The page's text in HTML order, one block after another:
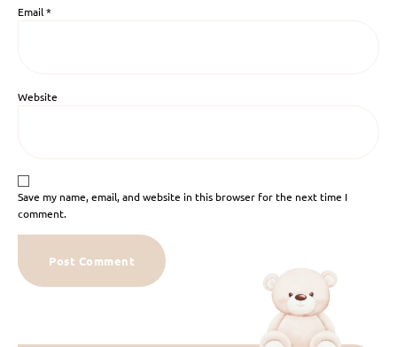
Email*
Website
Save my name, email, and website in this browser for the next time I
comment.